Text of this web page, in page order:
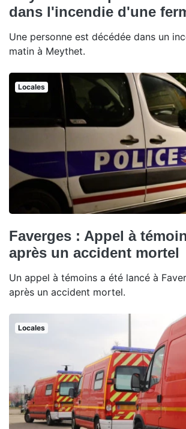
dans l'incendie d'une
Une personne est décédée dans un
matin à Meythet.
Locales
Faverges : Appel à
après un accident mortel
Un appel à témoins a été lancé à
après un accident mortel.
Locales